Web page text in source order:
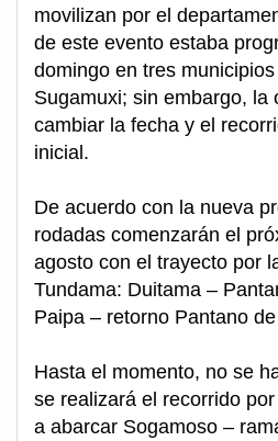
movilizan por el
de este evento estaba
domingo en tres
Sugamuxi; sin embargo, la
cambiar la fecha y el
inicial.
De acuerdo con la nueva
rodadas comenzarán el
agosto con el trayecto por
Tundama: Duitama –
Paipa – retorno Pantano
Hasta el momento, no se
se realizará el recorrido
a abarcar Sogamoso –